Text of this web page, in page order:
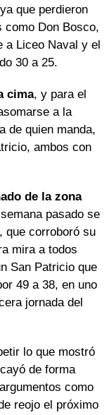
que perdieron
como Don Bosco,
a Liceo Naval y el
30 a 25.
cima, y para el
a la
de quien manda,
ambos con
de la zona
pasado se
que corroboró su
mira a todos
San Patricio que
49 a 38, en uno
jornada del
lo que mostró
de forma
como
reojo el próximo